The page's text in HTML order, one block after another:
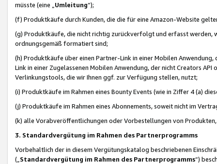
müsste (eine „ Umleitung“);
(f) Produktkäufe durch Kunden, die die für eine Amazon-Website
(g) Produktkäufe, die nicht richtig zurückverfolgt und erfasst werden,
ordnungsgemäß formatiert sind;
(h) Produktkäufe über einen Partner-Link in einer Mobilen
Link in einer Zugelassenen Mobilen Anwendung, der nicht Creators
Verlinkungstools, die wir Ihnen ggf. zur Verfügung stellen, nutzt;
(i) Produktkäufe im Rahmen eines Bounty Events (wie in Ziffer 4 (a)
(j) Produktkäufe im Rahmen eines Abonnements, soweit nicht im
(k) alle Vorabveröffentlichungen oder Vorbestellungen von
3. Standardvergütung im Rahmen des Partnerprogramms
Vorbehaltlich der in diesem Vergütungskatalog beschriebenen
(„ Standardvergütung im Rahmen des Partnerprogramms“)